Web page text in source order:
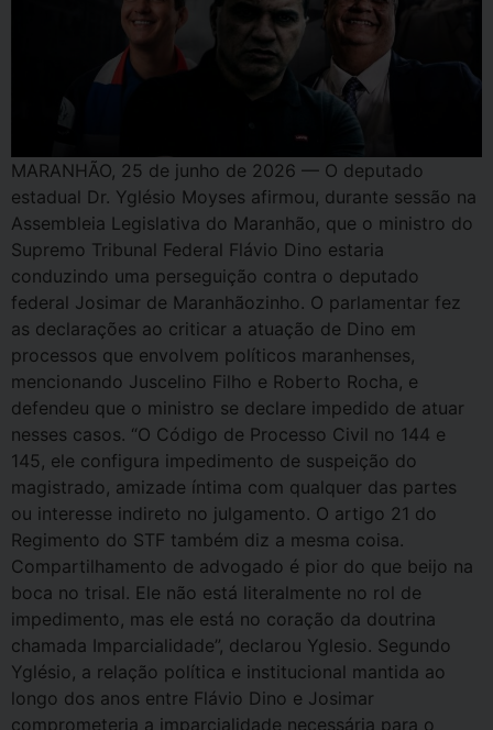
MARANHÃO, 25 de junho de 2026 — O deputado
estadual Dr. Yglésio Moyses afirmou, durante sessão na
Assembleia Legislativa do Maranhão, que o ministro do
Supremo Tribunal Federal Flávio Dino estaria
conduzindo uma perseguição contra o deputado
federal Josimar de Maranhãozinho. O parlamentar fez
as declarações ao criticar a atuação de Dino em
processos que envolvem políticos maranhenses,
mencionando Juscelino Filho e Roberto Rocha, e
defendeu que o ministro se declare impedido de atuar
nesses casos. “O Código de Processo Civil no 144 e
145, ele configura impedimento de suspeição do
magistrado, amizade íntima com qualquer das partes
ou interesse indireto no julgamento. O artigo 21 do
Regimento do STF também diz a mesma coisa.
Compartilhamento de advogado é pior do que beijo na
boca no trisal. Ele não está literalmente no rol de
impedimento, mas ele está no coração da doutrina
chamada Imparcialidade”, declarou Yglesio. Segundo
Yglésio, a relação política e institucional mantida ao
longo dos anos entre Flávio Dino e Josimar
comprometeria a imparcialidade necessária para o